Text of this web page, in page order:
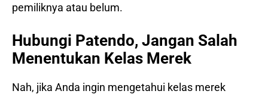
pemiliknya atau belum.
Hubungi Patendo, Jangan Salah
Menentukan Kelas Merek
Nah, jika Anda ingin mengetahui kelas merek